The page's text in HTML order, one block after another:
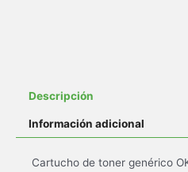
Descripción
Información adicional
Cartucho de toner genérico